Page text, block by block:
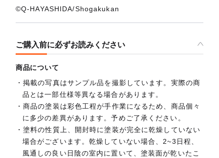
©Q-HAYASHIDA/Shogakukan
ご購入前に必ずお読みください
商品について
掲載の写真はサンプル品を撮影しています。実際の商
品とは一部仕様等異なる場合があります。
商品の塗装は彩色工程が手作業になるため、商品個々
に多少の差異があります。予めご了承ください。
塗料の性質上、開封時に塗装が完全に乾燥していない
場合がございます。乾燥していない場合、2~3日程、
風通しの良い日陰の室内に置いて、塗装面が乾いたこ